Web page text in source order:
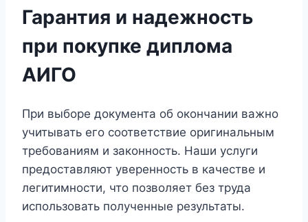
Гарантия и надежность
при покупке диплома
АИГО
При выборе документа об окончании важно
учитывать его соответствие оригинальным
требованиям и законность. Наши услуги
предоставляют уверенность в качестве и
легитимности, что позволяет без труда
использовать полученные результаты.